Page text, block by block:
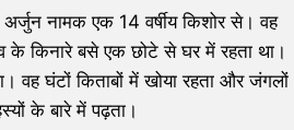
नामक एक 14 वर्षीय किशोर से। वह
के किनारे बसे एक छोटे से घर में रहता था।
वह घंटों किताबों में खोया रहता और जंगलों
के बारे में पढ़ता।